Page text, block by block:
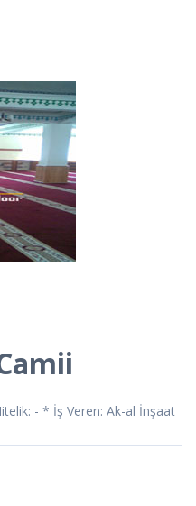
- * İş Veren: Ak-al İnşaat